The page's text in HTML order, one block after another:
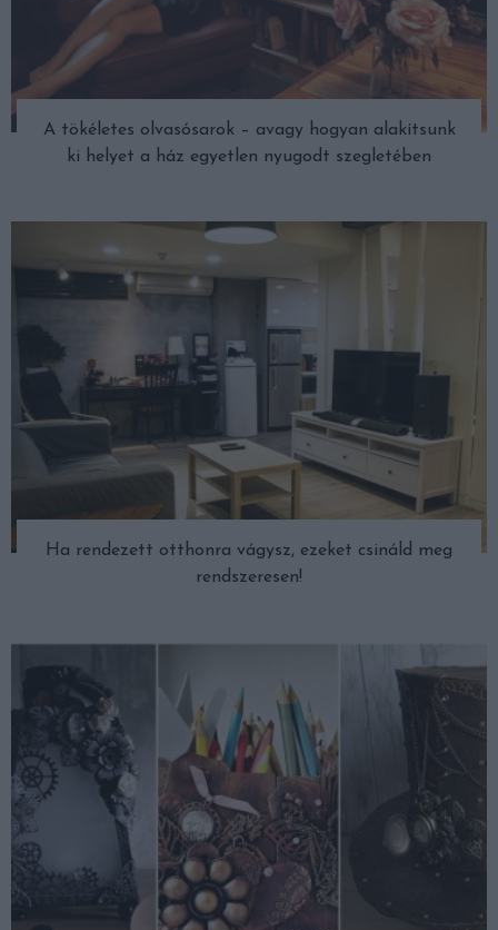
A tökéletes olvasósarok – avagy hogyan alakítsunk
ki helyet a ház egyetlen nyugodt szegletében
Ha rendezett otthonra vágysz, ezeket csináld meg
rendszeresen!